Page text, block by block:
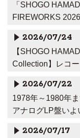
「SHOGO
FIREWORKS
2026/07/24
【SHOGO
Collection】レコ
2026/07/22
1978年～1980年
アナログLP盤いよ
2026/07/17